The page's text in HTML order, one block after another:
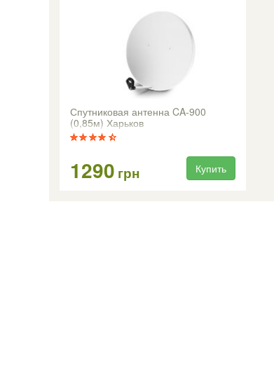
Спутниковая антенна CA-900
(0,85м) Харьков
1290 грн Купить